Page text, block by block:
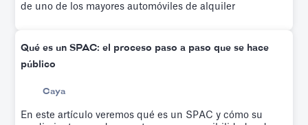
de uno de los mayores automóviles de alquiler
Qué es un SPAC: el proceso paso a paso que se hace
público
Caya
En este artículo veremos qué es un SPAC y cómo su